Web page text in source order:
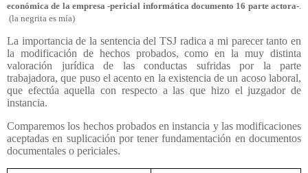
económica de la empresa -pericial informática documento 16 parte actora-.
(la negrita es mía)
La importancia de la sentencia del TSJ radica a mi parecer tanto en
la modificación de hechos probados, como en la muy distinta
valoración jurídica de las conductas sufridas por la parte
trabajadora, que puso el acento en la existencia de un acoso laboral,
que efectúa aquella con respecto a las que hizo el juzgador de
instancia.
Comparemos los hechos probados en instancia y las modificaciones
aceptadas en suplicación por tener fundamentación en documentos
documentales o periciales.